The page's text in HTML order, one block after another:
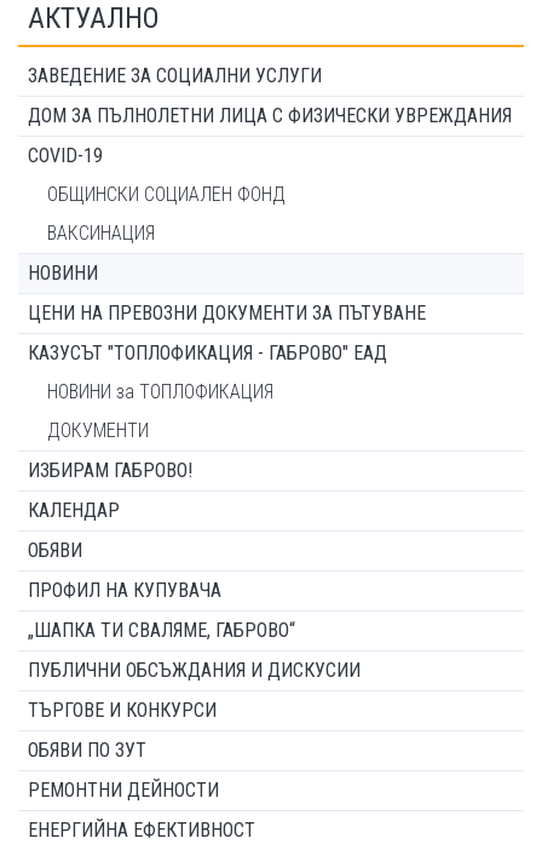
АКТУАЛНО
ЗАВЕДЕНИЕ ЗА СОЦИАЛНИ УСЛУГИ
ДОМ ЗА ПЪЛНОЛЕТНИ ЛИЦА С ФИЗИЧЕСКИ УВРЕЖДАНИЯ
COVID-19
ОБЩИНСКИ СОЦИАЛЕН ФОНД
ВАКСИНАЦИЯ
НОВИНИ
ЦЕНИ НА ПРЕВОЗНИ ДОКУМЕНТИ ЗА ПЪТУВАНЕ
КАЗУСЪТ "ТОПЛОФИКАЦИЯ - ГАБРОВО" ЕАД
НОВИНИ за ТОПЛОФИКАЦИЯ
ДОКУМЕНТИ
ИЗБИРАМ ГАБРОВО!
КАЛЕНДАР
ОБЯВИ
ПРОФИЛ НА КУПУВАЧА
„ШАПКА ТИ СВАЛЯМЕ, ГАБРОВО“
ПУБЛИЧНИ ОБСЪЖДАНИЯ И ДИСКУСИИ
ТЪРГОВЕ И КОНКУРСИ
ОБЯВИ ПО ЗУТ
РЕМОНТНИ ДЕЙНОСТИ
ЕНЕРГИЙНА ЕФЕКТИВНОСТ